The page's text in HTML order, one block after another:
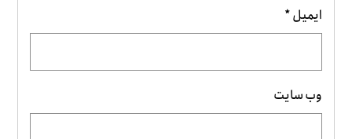
ایمیل*
وب‌ سایت